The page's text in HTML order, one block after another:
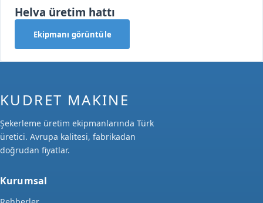
Helva üretim hattı
Ekipmanı görüntüle
KUDRET MAKINE
Şekerleme üretim ekipmanlarında Türk
üretici. Avrupa kalitesi, fabrikadan
doğrudan fiyatlar.
Kurumsal